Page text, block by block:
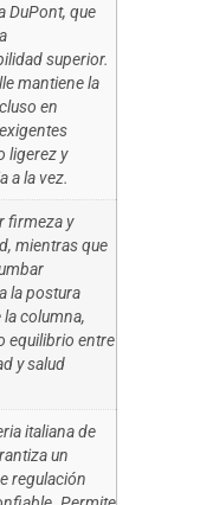
DuPont, que
superior.
mantiene la
en
ligerez y
a la vez.
firmeza y
mientras que
la postura
la columna,
equilibrio entre
y salud
italiana de
un
regulación